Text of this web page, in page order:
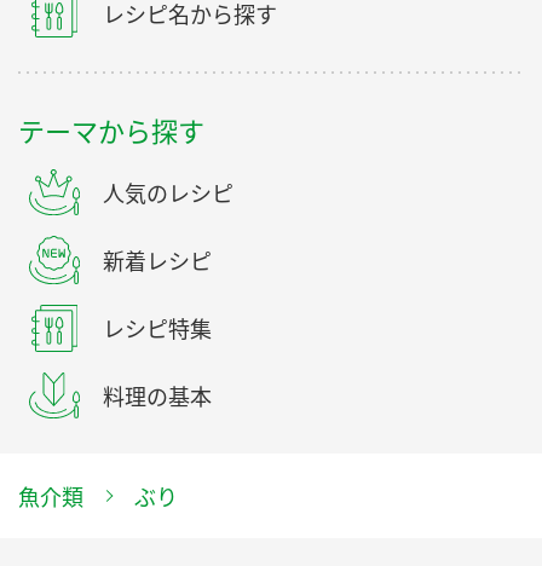
レシピ名から探す
テーマから探す
人気のレシピ
新着レシピ
レシピ特集
料理の基本
魚介類 ぶり